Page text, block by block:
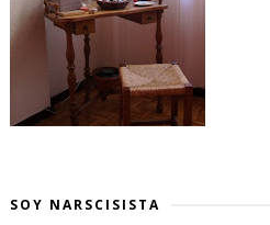
SOY NARSCISISTA